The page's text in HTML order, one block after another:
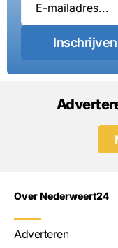
Inschrijven
Over Nederweert24
Adverteren